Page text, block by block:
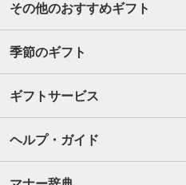
その他のおすすめギフト
季節のギフト
ギフトサービス
ヘルプ・ガイド